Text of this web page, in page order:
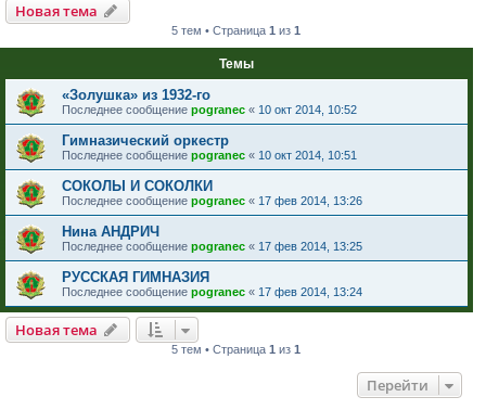
Новая тема
5 тем • Страница1 из1
Темы
«Золушка» из 1932-го
Последнее сообщение pogranec « 10 окт 2014, 10:52
Гимназический оркестр
Последнее сообщение pogranec « 10 окт 2014, 10:51
СОКОЛЫ И СОКОЛКИ
Последнее сообщение pogranec « 17 фев 2014, 13:26
Нина АНДРИЧ
Последнее сообщение pogranec « 17 фев 2014, 13:25
РУССКАЯ ГИМНАЗИЯ
Последнее сообщение pogranec « 17 фев 2014, 13:24
Новая тема
5 тем • Страница1 из1
Перейти